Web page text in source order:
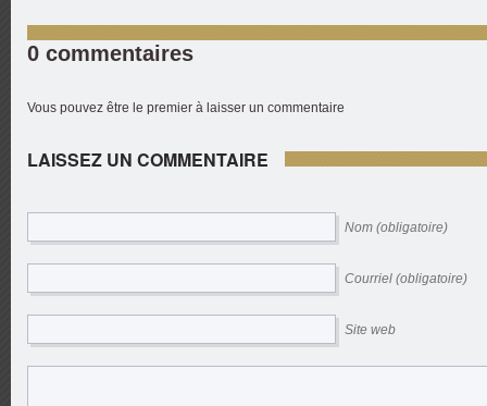
0 commentaires
Vous pouvez être le premier à laisser un commentaire
LAISSEZ UN COMMENTAIRE
Nom (obligatoire)
Courriel (obligatoire)
Site web